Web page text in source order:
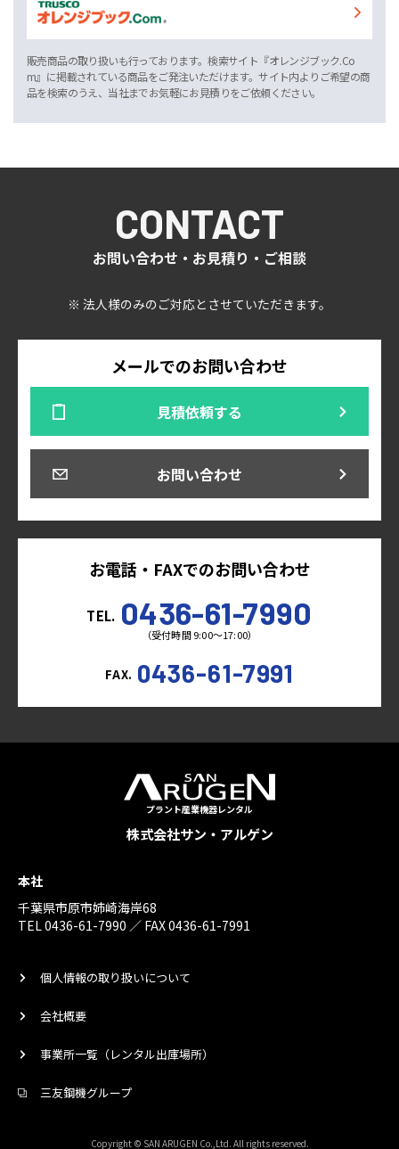
販売商品の取り扱いも行っております。検索サイト『オレンジブック.Co
m』に掲載されている商品をご発注いただけます。サイト内よりご希望の商
品を検索のうえ、当社までお気軽にお見積りをご依頼ください。
CONTACT
お問い合わせ・お見積り・ご相談
※ 法人様のみのご対応とさせていただきます。
メールでのお問い合わせ
見積依頼する
お問い合わせ
お電話・FAXでのお問い合わせ
TEL. 0436-61-7990
（受付時間 9:00～17:00）
FAX. 0436-61-7991
プラント産業機器レンタル
株式会社サン・アルゲン
本社
千葉県市原市姉崎海岸68
TEL 0436-61-7990 ／ FAX 0436-61-7991
個人情報の取り扱いについて
会社概要
事業所一覧（レンタル出庫場所）
三友鋼機グループ
Copyright © SAN ARUGEN Co.,Ltd. All rights reserved.